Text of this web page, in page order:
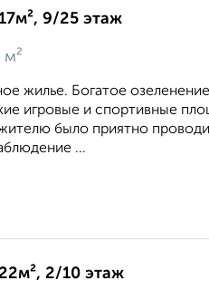
9/25 этаж
м²
жилье. Богатое
игровые и спортивные
было приятно
...
2/10 этаж